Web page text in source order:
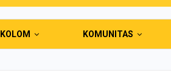
KOLOM KOMUNITAS